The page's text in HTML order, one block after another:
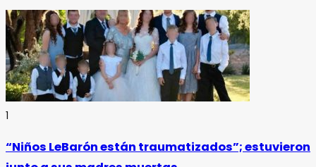
1
“Niños LeBarón están traumatizados”; estuvieron